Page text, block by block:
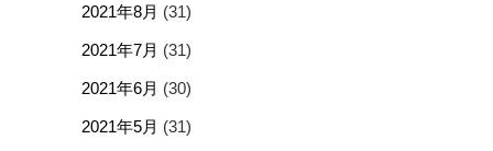
2021年8月 (31)
2021年7月 (31)
2021年6月 (30)
2021年5月 (31)